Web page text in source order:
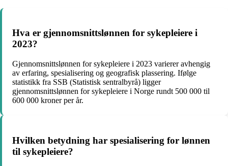
Hva er gjennomsnittslønnen for sykepleiere i
2023?
Gjennomsnittslønnen for sykepleiere i 2023 varierer avhengig
av erfaring, spesialisering og geografisk plassering. Ifølge
statistikk fra SSB (Statistisk sentralbyrå) ligger
gjennomsnittslønnen for sykepleiere i Norge rundt 500 000 til
600 000 kroner per år.
Hvilken betydning har spesialisering for lønnen
til sykepleiere?